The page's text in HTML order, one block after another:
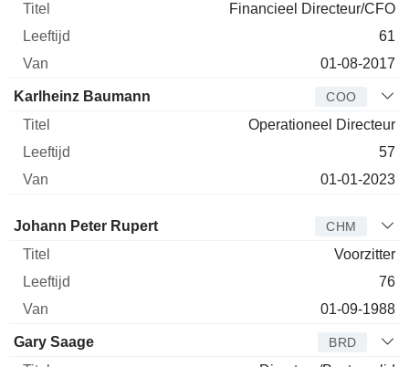
Financieel Directeur/CFO
61
01-08-2017
Karlheinz Baumann COO
Operationeel Directeur
57
01-01-2023
Bestuurder Titel Leeftijd
Johann Peter Rupert CHM
Voorzitter
76
01-09-1988
Gary Saage BRD